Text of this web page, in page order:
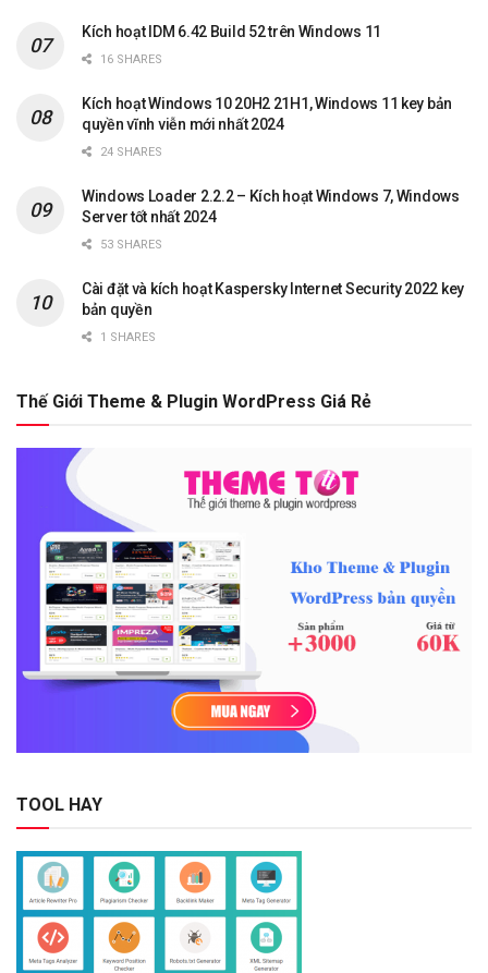
Kích hoạt IDM 6.42 Build 52 trên Windows 11
16 SHARES
Kích hoạt Windows 10 20H2 21H1, Windows 11 key bản
quyền vĩnh viễn mới nhất 2024
24 SHARES
Windows Loader 2.2.2 – Kích hoạt Windows 7, Windows
Server tốt nhất 2024
53 SHARES
Cài đặt và kích hoạt Kaspersky Internet Security 2022 key
bản quyền
1 SHARES
Thế Giới Theme & Plugin WordPress Giá Rẻ
TOOL HAY